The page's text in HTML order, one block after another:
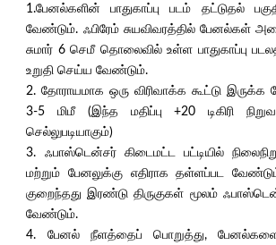
1.பேனல்களின் பாதுகாப்பு படம் தட்டுதல்
வேண்டும். ஃபிரேம் சுயவிவரத்தில் பேனல்கள்
சுமார் 6 செமீ தொலைவில் உள்ள பாதுகாப்பு
உறுதி செய்ய வேண்டும்.
2. தோராயமாக ஒரு விரிவாக்க கூட்டு
3-5 மிமீ (இந்த மதிப்பு +20 டிகிரி
செல்லுபடியாகும்)
3. ஃபாஸ்டென்சர் கிடைமட்ட பட்டியில்
மற்றும் பேனலுக்கு எதிராக தள்ளப்பட
குறைந்தது இரண்டு திருகுகள் மூலம்
வேண்டும்.
4. பேனல் நீளத்தைப் பொறுத்து,